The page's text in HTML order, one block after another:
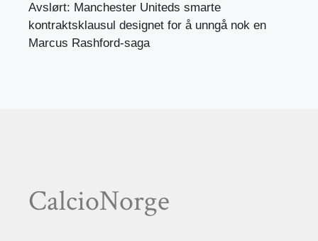
Avslørt: Manchester Uniteds smarte
kontraktsklausul designet for å unngå nok en
Marcus Rashford-saga
CalcioNorge